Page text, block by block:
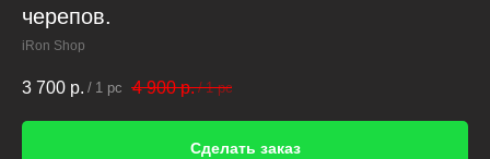
черепов.
iRon Shop
3 700 р. / 1 pc 4 900 р. / 1 pc
Сделать заказ